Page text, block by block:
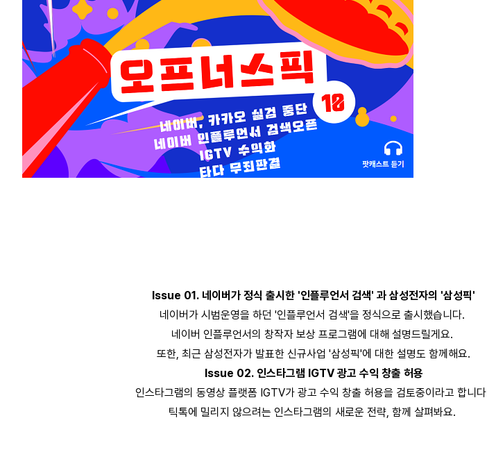
Issue 01. 네이버가 정식 출시한 '인플루언서 검색' 과 삼성전자의 '삼성픽'
네이버가 시범운영을 하던 '인플루언서 검색'을 정식으로 출시했습니다.
네이버 인플루언서의 창작자 보상 프로그램에 대해 설명드릴게요.
또한, 최근 삼성전자가 발표한 신규사업 '삼성픽'에 대한 설명도 함께해요.
Issue 02. 인스타그램 IGTV 광고 수익 창출 허용
인스타그램의 동영상 플랫폼 IGTV가 광고 수익 창출 허용을 검토중이라고 합니
틱톡에 밀리지 않으려는 인스타그램의 새로운 전략, 함께 살펴봐요.